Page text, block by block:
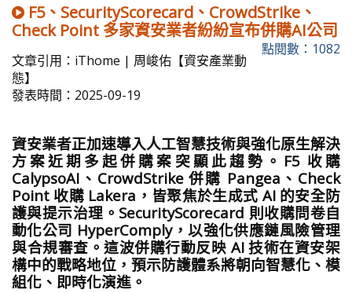
F5、SecurityScorecard、CrowdStrike、
Check Point 多家資安業者紛紛宣布併購AI公司
點閱數：1082
文章引用：iThome | 周峻佑【資安產業動
態】
發表時間：2025-09-19
資安業者正加速導入人工智慧技術與強化原生解決
方案近期多起併購案突顯此趨勢。F5 收購
CalypsoAI、CrowdStrike 併購 Pangea、Check
Point 收購 Lakera，皆聚焦於生成式 AI 的安全防
護與提示治理。SecurityScorecard 則收購問卷自
動化公司 HyperComply，以強化供應鏈風險管理
與合規審查。這波併購行動反映 AI 技術在資安架
構中的戰略地位，預示防護體系將朝向智慧化、模
組化、即時化演進。